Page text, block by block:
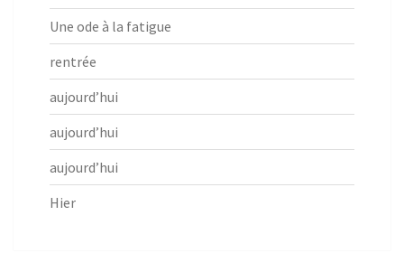
Une ode à la fatigue
rentrée
aujourd’hui
aujourd’hui
aujourd’hui
Hier